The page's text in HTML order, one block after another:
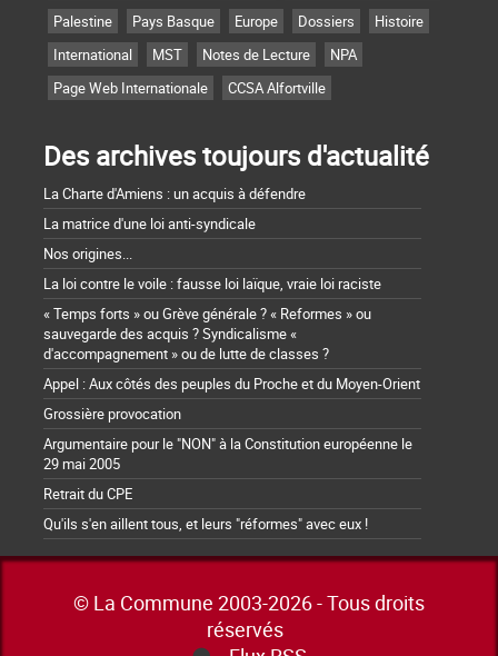
Palestine
Pays Basque Europe Dossiers
Histoire
International
MST Notes de Lecture
NPA
Page Web Internationale
CCSA Alfortville
Des archives toujours d'actualité
La Charte d'Amiens : un acquis à défendre
La matrice d'une loi anti-syndicale
Nos origines...
La loi contre le voile : fausse loi laïque, vraie loi raciste
« Temps forts » ou Grève générale ? « Reformes » ou
sauvegarde des acquis ? Syndicalisme «
d'accompagnement » ou de lutte de classes ?
Appel : Aux côtés des peuples du Proche et du Moyen-Orient
Grossière provocation
Argumentaire pour le "NON" à la Constitution européenne le
29 mai 2005
Retrait du CPE
Qu'ils s'en aillent tous, et leurs "réformes" avec eux !
© La Commune 2003-2026 - Tous droits
réservés